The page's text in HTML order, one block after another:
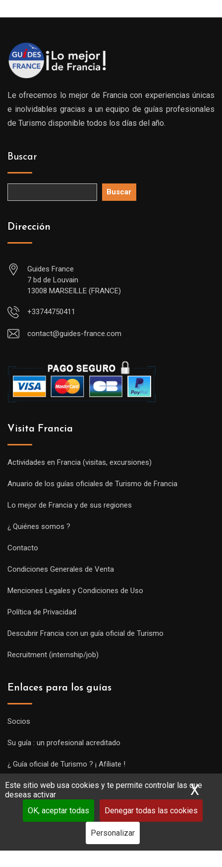
Este sitio web usa cookies y te permite controlar las que
deseas activar
OK, aceptar todas
Denegar todas las cookies
Personalizar
X
199.00€
Le ofrecemos lo mejor de Francia con experiencias únicas
e inolvidables gracias a un equipo de guías profesionales
de Turismo disponible todos los días del año.
Buscar
Buscar
Dirección
Guides France
7 bd de Louvain
13008 MARSEILLE (FRANCE)
+33744750411
contact@guides-france.com
Visita Francia
Actividades en Francia (visitas, excursiones)
Anuario de los guías oficiales de Turismo de Francia
Lo mejor de Francia y de sus regiones
¿ Quiénes somos ?
Contacto
Condiciones Generales de Venta
Menciones Legales y Condiciones de Uso
Política de Privacidad
Descubrir Francia con un guía oficial de Turismo
Recruitment (internship/job)
Enlaces para los guías
Socios
Su guía : un profesional acreditado
¿ Guía oficial de Turismo ? ¡ Afíliate !
Subir una visita y empezar a trabajar !